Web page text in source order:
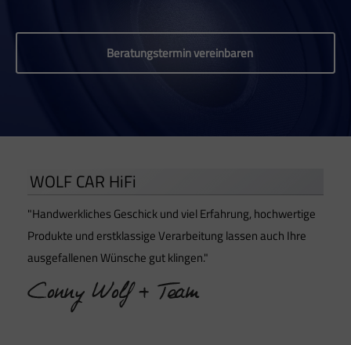
Beratungstermin vereinbaren
WOLF CAR HiFi
"Handwerkliches Geschick und viel Erfahrung, hochwertige
Produkte und erstklassige Verarbeitung lassen auch Ihre
ausgefallenen Wünsche gut klingen."